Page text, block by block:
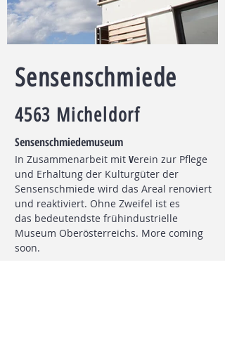
Sensenschmiede
4563 Micheldorf
Sensenschmiedemuseum
In Zusammenarbeit mit Verein zur Pflege
und Erhaltung der Kulturgüter der
Sensenschmiede wird das Areal renoviert
und reaktiviert. Ohne Zweifel ist es
das bedeutendste frühindustrielle
Museum Oberösterreichs. More coming
soon.